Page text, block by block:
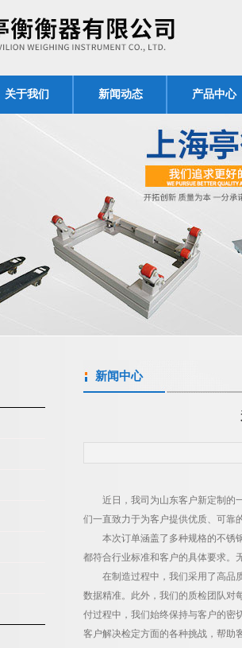
关于我们 新闻动态 产品中心
新闻中心
近日，我司为山东客户新定制的
们一直致力于为客户提供优质、可靠
本次订单涵盖了多种规格的不锈
都符合行业标准和客户的具体要求。
在制造过程中，我们采用了高品
数据精准。此外，我们的质检团队对
付过程中，我们始终保持与客户的密
客户解决检定方面的各种挑战，帮助